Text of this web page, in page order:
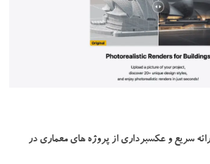
سریع و عکسبرداری از پروژه های معماری در